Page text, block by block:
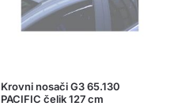
Krovni nosači G3 65.130
PACIFIC čelik 127 cm